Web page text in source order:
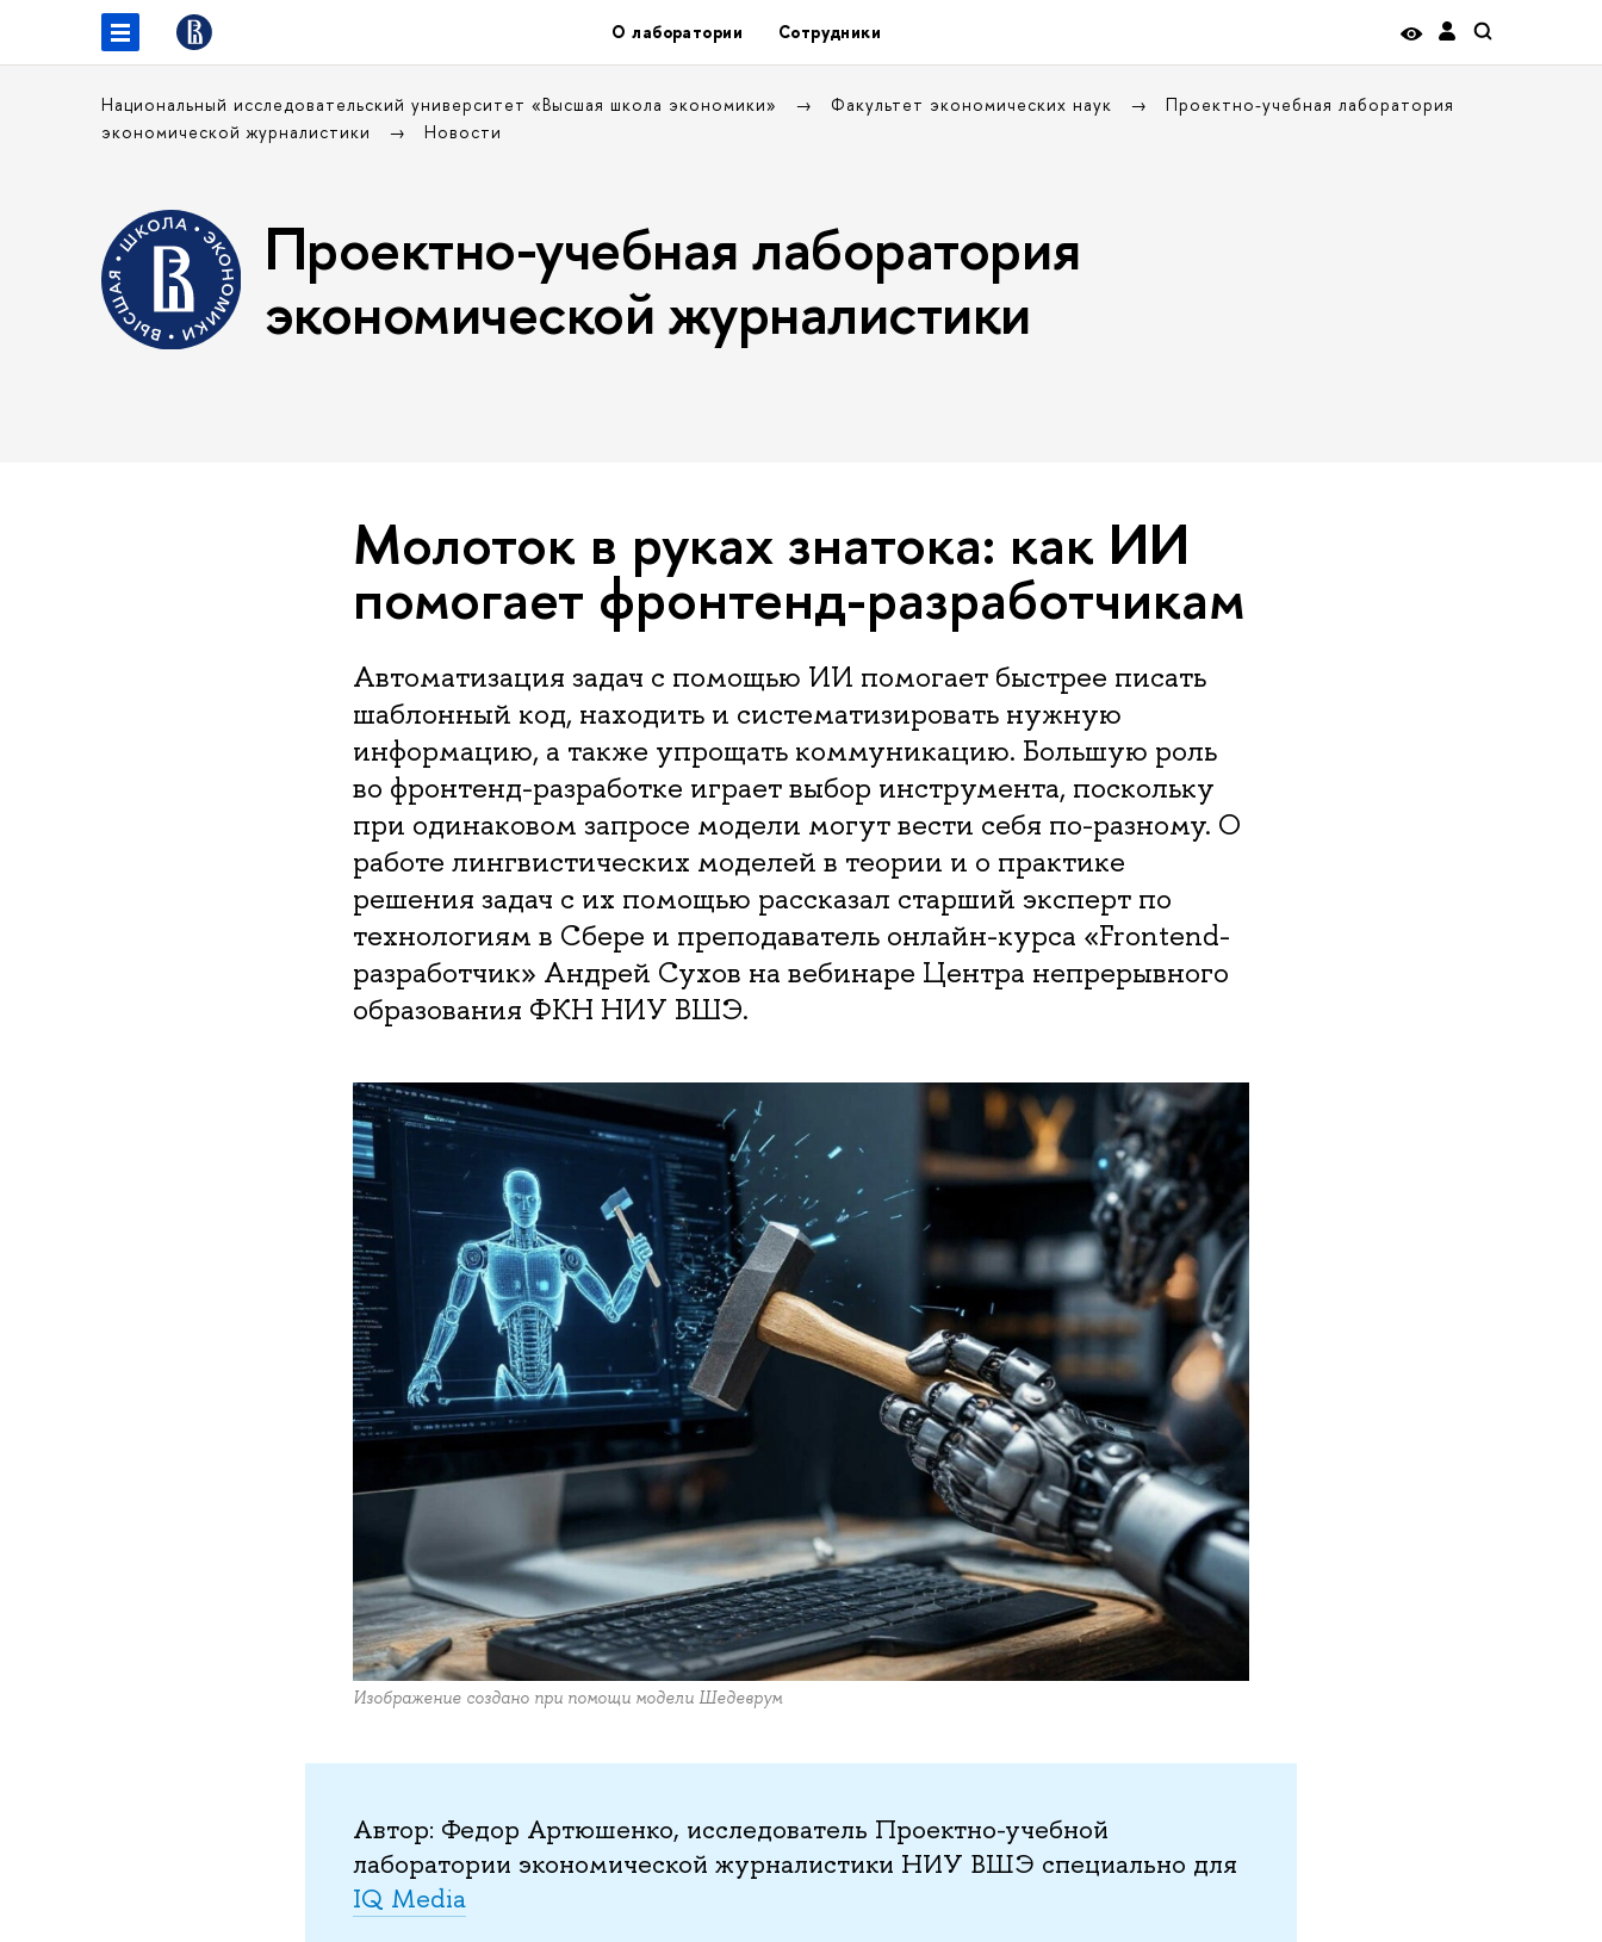
О лаборатории Сотрудники
Национальный исследовательский университет «Высшая школа экономики» Факультет экономических наук
Проектно-учебная лаборатория
экономической журналистики
Новости
Проектно-учебная лаборатория
экономической журналистики
Молоток в руках знатока: как ИИ
помогает фронтенд-разработчикам
Автоматизация задач с помощью ИИ помогает быстрее писать
шаблонный код, находить и систематизировать нужную
информацию, а также упрощать коммуникацию. Большую роль
во фронтенд-разработке играет выбор инструмента, поскольку
при одинаковом запросе модели могут вести себя по-разному. О
работе лингвистических моделей в теории и о практике
решения задач с их помощью рассказал старший эксперт по
технологиям в Сбере и преподаватель онлайн-курса «Frontend-
разработчик» Андрей Сухов на вебинаре Центра непрерывного
образования ФКН НИУ ВШЭ.
Изображение создано при помощи модели Шедеврум
Автор: Федор Артюшенко, исследователь Проектно-учебной
лаборатории экономической журналистики НИУ ВШЭ специально для
IQ Media